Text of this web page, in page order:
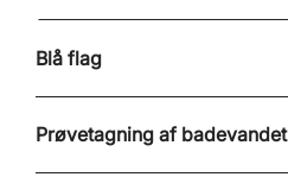
Blå flag
Prøvetagning af badevandet